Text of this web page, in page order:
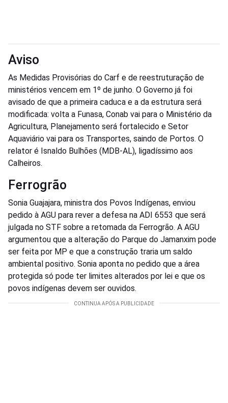
Aviso
As Medidas Provisórias do Carf e de reestruturação de
ministérios vencem em 1º de junho. O Governo já foi
avisado de que a primeira caduca e a da estrutura será
modificada: volta a Funasa, Conab vai para o Ministério da
Agricultura, Planejamento será fortalecido e Setor
Aquaviário vai para os Transportes, saindo de Portos. O
relator é Isnaldo Bulhões (MDB-AL), ligadíssimo aos
Calheiros.
Ferrogrão
Sonia Guajajara, ministra dos Povos Indígenas, enviou
pedido à AGU para rever a defesa na ADI 6553 que será
julgada no STF sobre a retomada da Ferrogrão. A AGU
argumentou que a alteração do Parque do Jamanxim pode
ser feita por MP e que a construção traria um saldo
ambiental positivo. Sonia aponta no pedido que a área
protegida só pode ter limites alterados por lei e que os
povos indígenas devem ser ouvidos.